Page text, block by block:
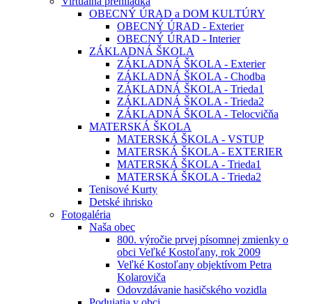
OBECNÝ ÚRAD a DOM KULTÚRY
OBECNÝ ÚRAD - Exterier
OBECNÝ ÚRAD - Interier
ZÁKLADNÁ ŠKOLA
ZÁKLADNÁ ŠKOLA - Exterier
ZÁKLADNÁ ŠKOLA - Chodba
ZÁKLADNÁ ŠKOLA - Trieda1
ZÁKLADNÁ ŠKOLA - Trieda2
ZÁKLADNÁ ŠKOLA - Telocvičňa
MATERSKÁ ŠKOLA
MATERSKÁ ŠKOLA - VSTUP
MATERSKÁ ŠKOLA - EXTERIER
MATERSKÁ ŠKOLA - Trieda1
MATERSKÁ ŠKOLA - Trieda2
Tenisové Kurty
Detské ihrisko
Fotogaléria
Naša obec
800. výročie prvej písomnej zmienky o
obci Veľké Kostoľany, rok 2009
Veľké Kostoľany objektívom Petra
Kolaroviča
Odovzdávanie hasičského vozidla